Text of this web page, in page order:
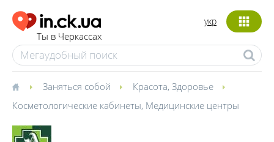
Ты в Черкассах
укр
Заняться собой Красота, Здоровье
Косметологические кабинеты, Медицинские центры